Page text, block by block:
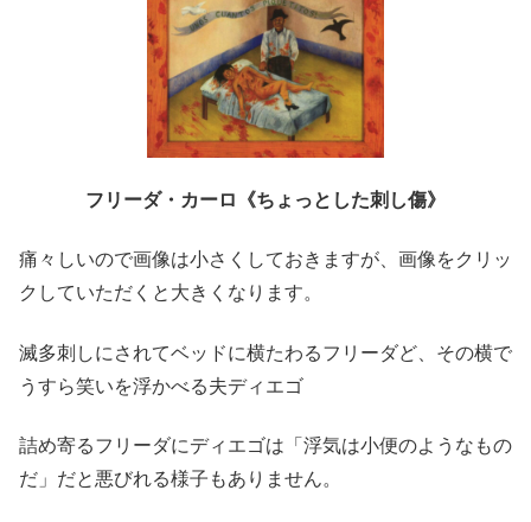
フリーダ・カーロ《ちょっとした刺し傷》
痛々しいので画像は小さくしておきますが、画像をクリッ
クしていただくと大きくなります。
滅多刺しにされてベッドに横たわるフリーダど、その横で
うすら笑いを浮かべる夫ディエゴ
詰め寄るフリーダにディエゴは「浮気は小便のようなもの
だ」だと悪びれる様子もありません。